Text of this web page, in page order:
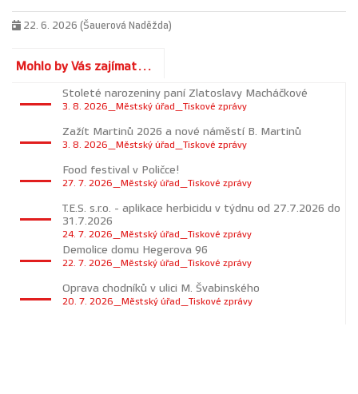
22. 6. 2026 (Šauerová Naděžda)
Mohlo by Vás zajímat...
Stoleté narozeniny paní Zlatoslavy Macháčkové
3. 8. 2026_Městský úřad_Tiskové zprávy
Zažít Martinů 2026 a nové náměstí B. Martinů
3. 8. 2026_Městský úřad_Tiskové zprávy
Food festival v Poličce!
27. 7. 2026_Městský úřad_Tiskové zprávy
T.E.S. s.r.o. - aplikace herbicidu v týdnu od 27.7.2026 do
31.7.2026
24. 7. 2026_Městský úřad_Tiskové zprávy
Demolice domu Hegerova 96
22. 7. 2026_Městský úřad_Tiskové zprávy
Oprava chodníků v ulici M. Švabinského
20. 7. 2026_Městský úřad_Tiskové zprávy